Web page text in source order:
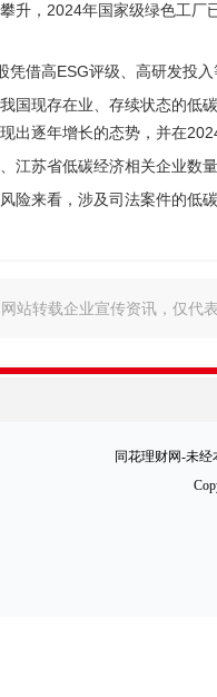
升，2024年国家级绿色工
凭借高ESG评级、高研发投
国现存在业、存续状态的
出逐年增长的态势，并在
江苏省低碳经济相关企业
险来看，涉及司法案件的低
站转载企业宣传资讯，仅
同花理财网-未经